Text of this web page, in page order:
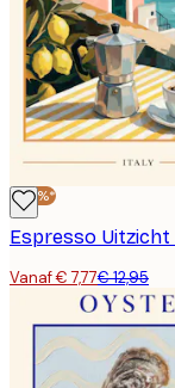
-40%*
Espresso
Vanaf € 7,77€ 12,95